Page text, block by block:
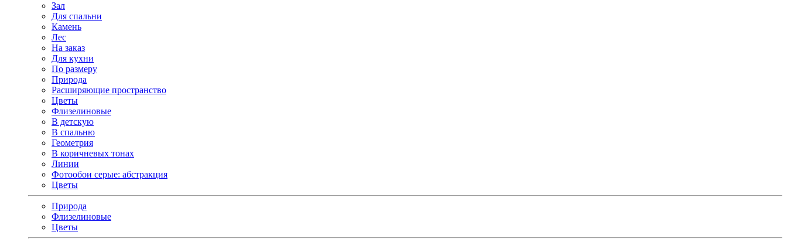
Зал
Для спальни
Камень
Лес
На заказ
Для кухни
По размеру
Природа
Расширяющие пространство
Цветы
Флизелиновые
В детскую
В спальню
Геометрия
В коричневых тонах
Линии
Фотообои серые: абстракция
Цветы
Природа
Флизелиновые
Цветы